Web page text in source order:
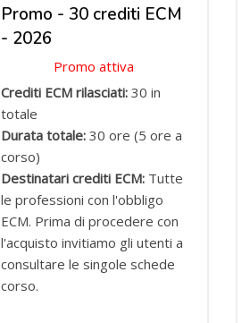
Promo - 30 crediti ECM
- 2026
Promo attiva
Crediti ECM rilasciati: 30 in
totale
Durata totale: 30 ore (5 ore a
corso)
Destinatari crediti ECM: Tutte
le professioni con l'obbligo
ECM. Prima di procedere con
l'acquisto invitiamo gli utenti a
consultare le singole schede
corso.